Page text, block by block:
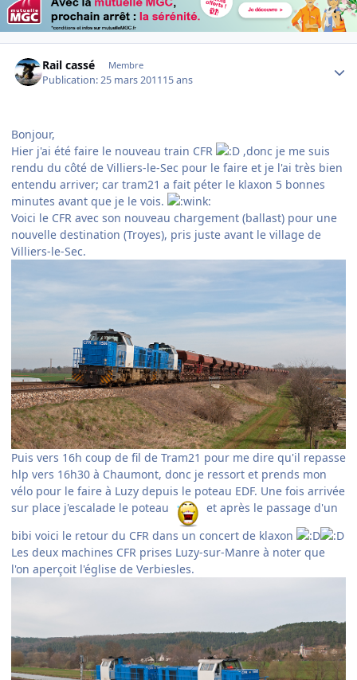
Rail cassé Membre
Publication:25 mars 201115 ans
Bonjour,
Hier j'ai été faire le nouveau train CFR
,donc je me suis
rendu du côté de Villiers-le-Sec pour le faire et je l'ai très bien
entendu arriver; car tram21 a fait péter le klaxon 5 bonnes
minutes avant que je le vois.
Voici le CFR avec son nouveau chargement (ballast) pour une
nouvelle destination (Troyes), pris juste avant le village de
Villiers-le-Sec.
Puis vers 16h coup de fil de Tram21 pour me dire qu'il repasse
hlp vers 16h30 à Chaumont, donc je ressort et prends mon
vélo pour le faire à Luzy depuis le poteau EDF. Une fois arrivée
sur place j'escalade le poteau
et après le passage d'un
bibi voici le retour du CFR dans un concert de klaxon
Les deux machines CFR prises Luzy-sur-Manre à noter que
l'on aperçoit l'église de Verbiesles.